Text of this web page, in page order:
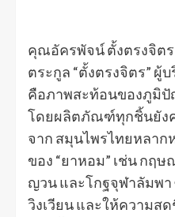
คุณอัครพัจน์ ตั้งตรงจิต
ตระกูล “ตั้งตรงจิตร” ผู้บ
คือภาพสะท้อนของภูมิปั
โดยผลิตภัณฑ์ทุกชิ้นยัง
จาก สมุนไพรไทยหลาก
ของ “ยาหอม” เช่น กฤษ
ญวน และโกฐจุฬาลัมพา
วิงเวียน และให้ความส